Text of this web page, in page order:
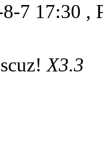
7 17:30 ,
X3.3